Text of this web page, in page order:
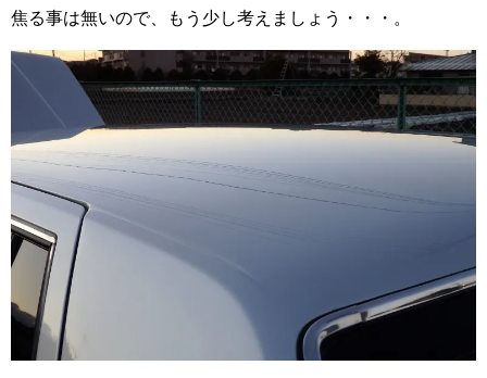
焦る事は無いので、もう少し考えましょう・・・。